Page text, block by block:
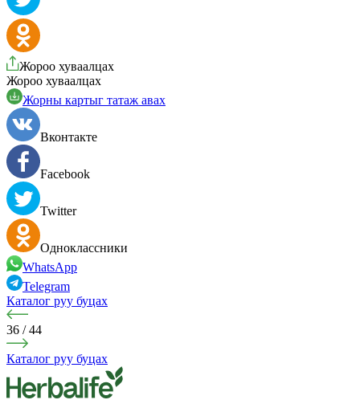
Жороо хуваалцах
Жороо хуваалцах
Жорны картыг татаж авах
Вконтакте
Facebook
Twitter
Одноклассники
WhatsApp
Telegram
Каталог руу буцах
36 /44
Каталог руу буцах